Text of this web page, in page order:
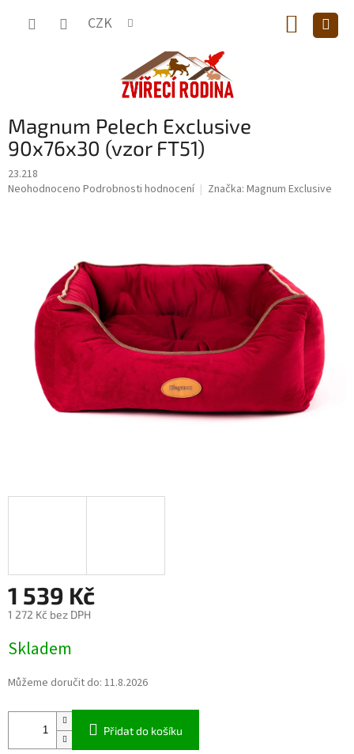
CZK
KOŠÍK
Magnum Pelech Exclusive
90x76x30 (vzor FT51)
23.218
Průměrné
hvězdiček.
Neohodnoceno Podrobnosti hodnocení Značka: Magnum Exclusive
1 539 Kč
1 272 Kč bez DPH
cena:
Skladem
Můžeme doručit do: 11.8.2026
Přidat do košíku